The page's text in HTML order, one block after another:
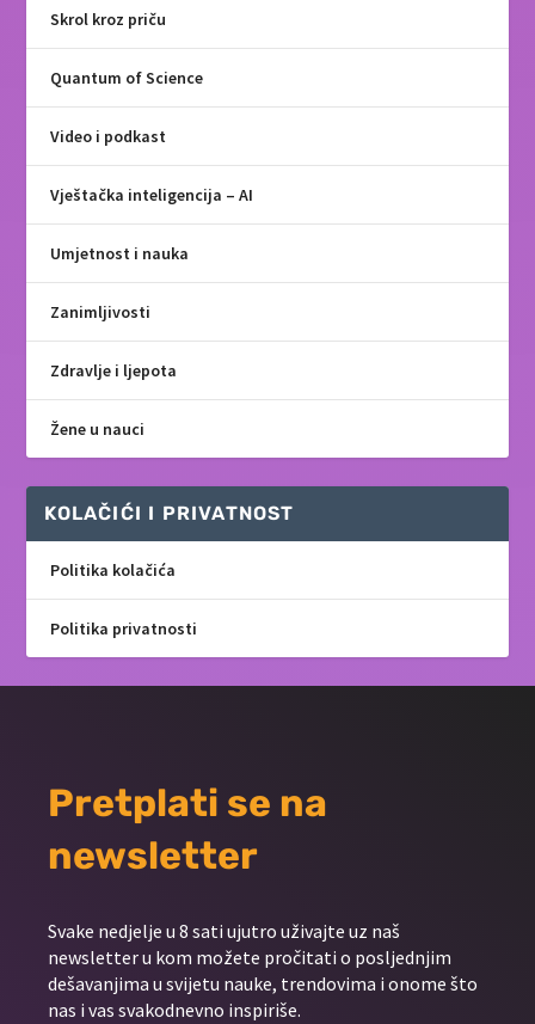
Skrol kroz priču
Quantum of Science
Video i podkast
Vještačka inteligencija – AI
Umjetnost i nauka
Zanimljivosti
Zdravlje i ljepota
Žene u nauci
KOLAČIĆI I PRIVATNOST
Politika kolačića
Politika privatnosti
Pretplati se na
newsletter
Svake nedjelje u 8 sati ujutro uživajte uz naš
newsletter u kom možete pročitati o posljednjim
dešavanjima u svijetu nauke, trendovima i onome što
nas i vas svakodnevno inspiriše.